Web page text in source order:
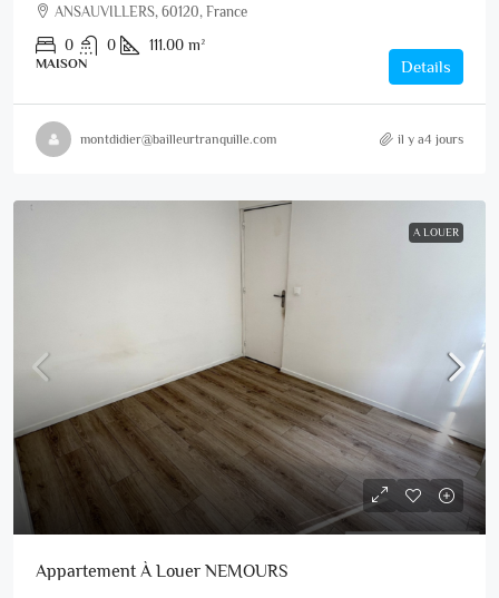
ANSAUVILLERS, 60120, France
0 0 111.00 m²
MAISON Details
montdidier@bailleurtranquille.com il y a4 jours
A LOUER
Appartement À Louer NEMOURS